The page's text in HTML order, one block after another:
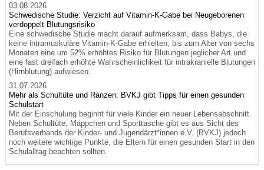
03.08.2026
Schwedische Studie: Verzicht auf Vitamin-K-Gabe bei Neugeborenen
verdoppelt Blutungsrisiko
Eine schwedische Studie macht darauf aufmerksam, dass Babys, die
keine intramuskuläre Vitamin-K-Gabe erhielten, bis zum Alter von sechs
Monaten eine um 52% erhöhtes Risiko für Blutungen jeglicher Art und
eine fast dreifach erhöhte Wahrscheinlichkeit für intrakranielle Blutungen
(Hirnblutung) aufwiesen.
31.07.2026
Mehr als Schultüte und Ranzen: BVKJ gibt Tipps für einen gesunden
Schulstart
Mit der Einschulung beginnt für viele Kinder ein neuer Lebensabschnitt.
Neben Schultüte, Mäppchen und Sporttasche gibt es aus Sicht des
Berufsverbands der Kinder- und Jugendärzt*innen e.V. (BVKJ) jedoch
noch weitere wichtige Punkte, die Eltern für einen gesunden Start in den
Schulalltag beachten sollten.